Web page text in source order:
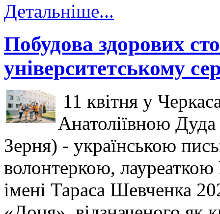
Детальніше...
Побудова здорових
університетському
11 квітня у
Анатоліївною
Зерня) - українською
волонтеркою, лауреаткою
імені Тараса Шевченка